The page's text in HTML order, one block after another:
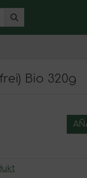
Bio 320g